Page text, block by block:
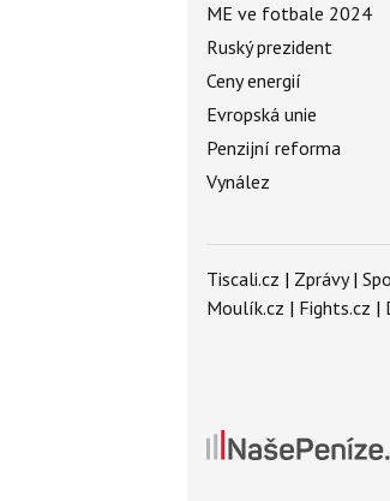
ME ve fotbale 2024
Ruský prezident
Ceny energií
Evropská unie
Penzijní reforma
Vynález
Tiscali.cz | Zprávy|
Moulík.cz | Fights.cz |